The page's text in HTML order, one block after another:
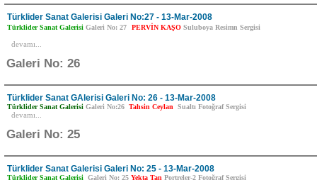
Türklider Sanat Galerisi Galeri No:27 - 13-Mar-2008
Türklider Sanat Galerisi Galeri No: 27 PERVİN KAŞO Suluboya Resimn Sergisi
devamı...
Galeri No: 26
Türklider Sanat GAlerisi Galeri No: 26 - 13-Mar-2008
Türklider Sanat Galerisi Galeri No:26 Tahsin Ceylan Sualtı Fotoğraf Sergisi
devamı...
Galeri No: 25
Türklider Sanat Galerisi Galeri No: 25 - 13-Mar-2008
Türklider Sanat Galerisi Galeri No: 25 Yekta Tan Portreler-2 Fotoğraf Sergisi